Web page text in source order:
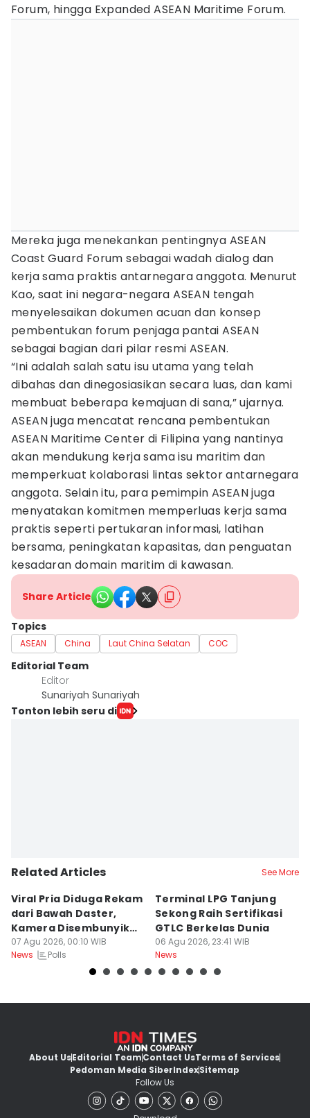
Forum, hingga Expanded ASEAN Maritime Forum.
Mereka juga menekankan pentingnya ASEAN
Coast Guard Forum sebagai wadah dialog dan
kerja sama praktis antarnegara anggota. Menurut
Kao, saat ini negara-negara ASEAN tengah
menyelesaikan dokumen acuan dan konsep
pembentukan forum penjaga pantai ASEAN
sebagai bagian dari pilar resmi ASEAN.
“Ini adalah salah satu isu utama yang telah
dibahas dan dinegosiasikan secara luas, dan kami
membuat beberapa kemajuan di sana,” ujarnya.
ASEAN juga mencatat rencana pembentukan
ASEAN Maritime Center di Filipina yang nantinya
akan mendukung kerja sama isu maritim dan
memperkuat kolaborasi lintas sektor antarnegara
anggota. Selain itu, para pemimpin ASEAN juga
menyatakan komitmen memperluas kerja sama
praktis seperti pertukaran informasi, latihan
bersama, peningkatan kapasitas, dan penguatan
kesadaran domain maritim di kawasan.
Share Article
Topics
ASEAN China Laut China Selatan COC
Editorial Team
Editor
Sunariyah Sunariyah
Tonton lebih seru di
Related Articles See More
Viral Pria Diduga Rekam
dari Bawah Daster,
Kamera Disembunyikan
di Sandal
07 Agu 2026, 00:10 WIB
News
Polls
Terminal LPG Tanjung
Sekong Raih Sertifikasi
GTLC Berkelas Dunia
06 Agu 2026, 23:41 WIB
News
About UsEditorial TeamContact UsTerms of Services
Pedoman Media SiberIndexSitemap
Follow Us